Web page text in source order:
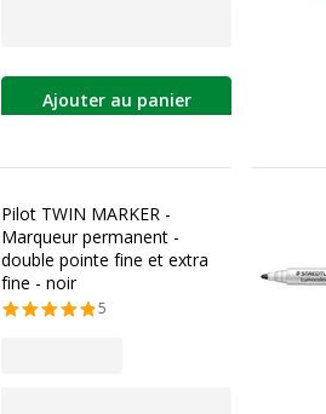
Ajouter au panier
Pilot TWIN MARKER -
Marqueur permanent -
double pointe fine et extra
fine - noir
5